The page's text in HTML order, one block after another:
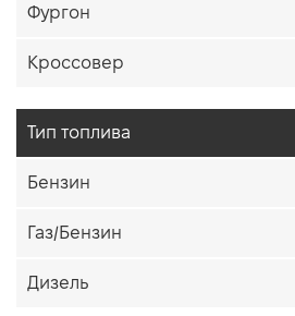
Фургон
Кроссовер
Тип топлива
Бензин
Газ/Бензин
Дизель